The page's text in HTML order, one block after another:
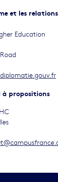
et les
Education
à propositions